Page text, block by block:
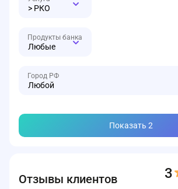
> РКО
Любые
Любой
Показать 2
Отзывы клиентов 3